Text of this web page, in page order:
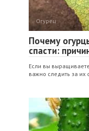
Огурец
Почему
спасти:
Если вы
важно следить за их